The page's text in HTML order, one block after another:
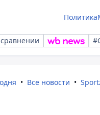
Политика
Все новости